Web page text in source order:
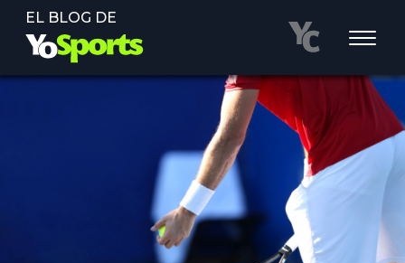
EL BLOG DE